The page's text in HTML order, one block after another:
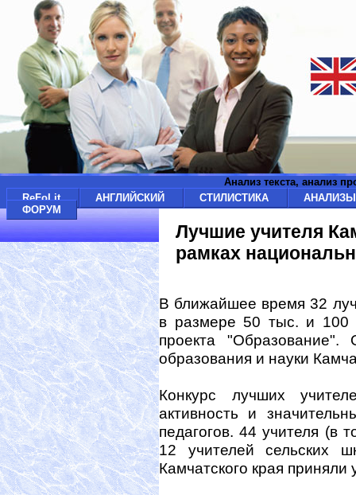
Анализ текста, анализ
ReFoLit
АНГЛИЙСКИЙ СТИЛИСТИКА
ФОРУМ
Лучшие учителя
рамках
В ближайшее время 32
в размере 50 тыс. и 100
проекта
образования и науки
Конкурс лучших
активность и
педагогов. 44 учителя (в
12 учителей сельских
Камчатского края приняли